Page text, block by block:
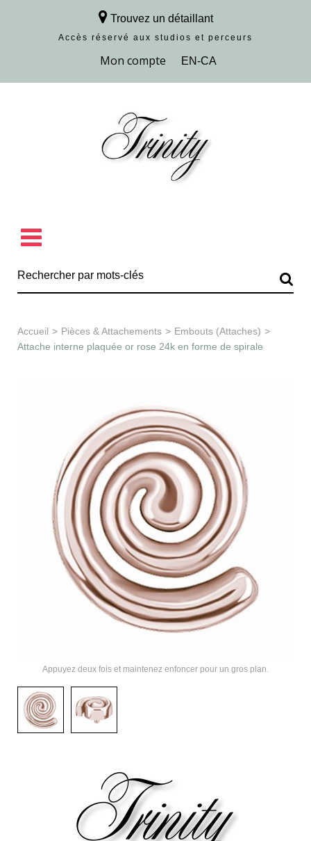
Trouvez un détaillant
Accès réservé aux studios et perceurs
Découvrir la collection
Accueil > Pièces & Attachements > Embouts (Attaches) >
Attache interne plaquée or rose 24k en forme de spirale
Appuyez deux fois et maintenez enfoncer pour un gros plan.